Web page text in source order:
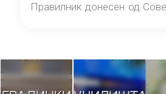
Правилник донесен од